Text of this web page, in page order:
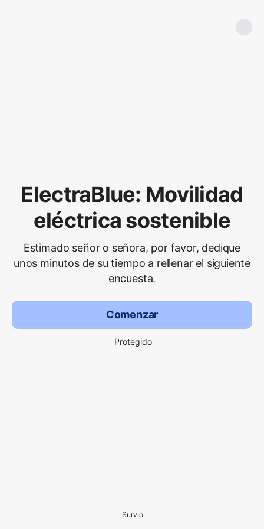
ElectraBlue: Movilidad
eléctrica sostenible
Estimado señor o señora, por favor, dedique
unos minutos de su tiempo a rellenar el siguiente
encuesta.
Comenzar
Protegido
Survio